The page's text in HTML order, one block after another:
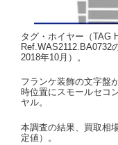
タグ・ホイヤー（TAG
Ref.WAS2112.BA0732
2018年10月）。
フランケ装飾の文字盤
時位置にスモールセコ
ヤル。
本調査の結果、買取相
定値）。